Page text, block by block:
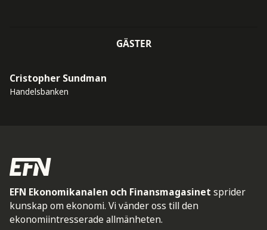
GÄSTER
Cristopher Sundman
Handelsbanken
EFN Ekonomikanalen och Finansmagasinet sprider
kunskap om ekonomi. Vi vänder oss till den
ekonomiintresserade allmänheten.